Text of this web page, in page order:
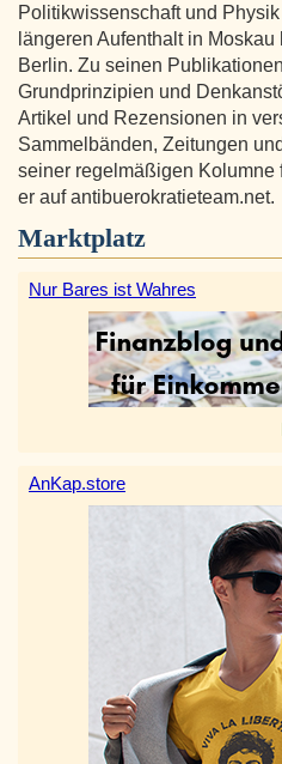
Politikwissenschaft und
längeren Aufenthalt in
Berlin. Zu seinen
Grundprinzipien und
Artikel und Rezensionen in
Sammelbänden, Zeitungen
seiner regelmäßigen Kolumne
er auf antibuerokratieteam.net.
Marktplatz
Nur Bares ist Wahres
AnKap.store